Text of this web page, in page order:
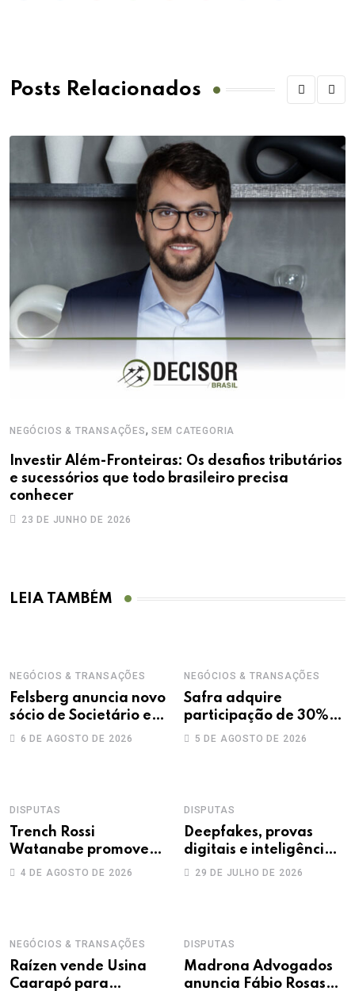
Posts Relacionados
NEGÓCIOS & TRANSAÇÕES, SEM CATEGORIA
Investir Além-Fronteiras: Os desafios tributários
e sucessórios que todo brasileiro precisa
conhecer
23 DE JUNHO DE 2026
LEIA TAMBÉM
NEGÓCIOS & TRANSAÇÕES
Felsberg anuncia novo
sócio de Societário e
M&A
6 DE AGOSTO DE 2026
NEGÓCIOS & TRANSAÇÕES
Safra adquire
participação de 30%
na Treecorp
5 DE AGOSTO DE 2026
DISPUTAS
Trench Rossi
Watanabe promove
sete advogados a
4 DE AGOSTO DE 2026
DISPUTAS
Deepfakes, provas
digitais e inteligência
artificial: novos
29 DE JULHO DE 2026
NEGÓCIOS & TRANSAÇÕES
Raízen vende Usina
Caarapó para
DISPUTAS
Madrona Advogados
anuncia Fábio Rosas